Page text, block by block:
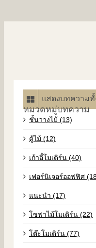
แสดงบทความ
หมวดหมู่บทความ
ชั้นวางไม้ (13)
ตู้ไม้ (12)
เก้าอี้โมเดิร์น (40)
เฟอร์นิเจอร์ออฟฟิศ
แนะนำ (17)
โซฟาไม้โมเดิร์น (22)
โต๊ะโมเดิร์น (77)